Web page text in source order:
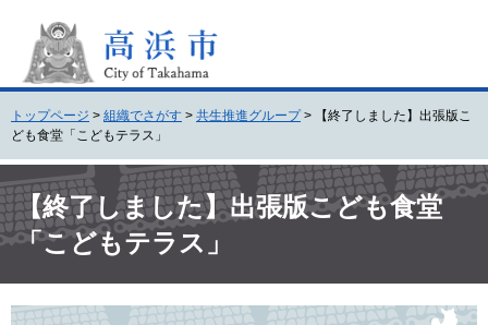
頭
。
飛
て
本
文
トップページ > 組織でさがす > 共生推進グループ >
【終了しました】出張版こ
ども食堂「こどもテラス」
文 【終了しました】出張版こども食堂
「こどもテラス」